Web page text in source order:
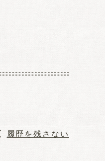
履歴を残さない